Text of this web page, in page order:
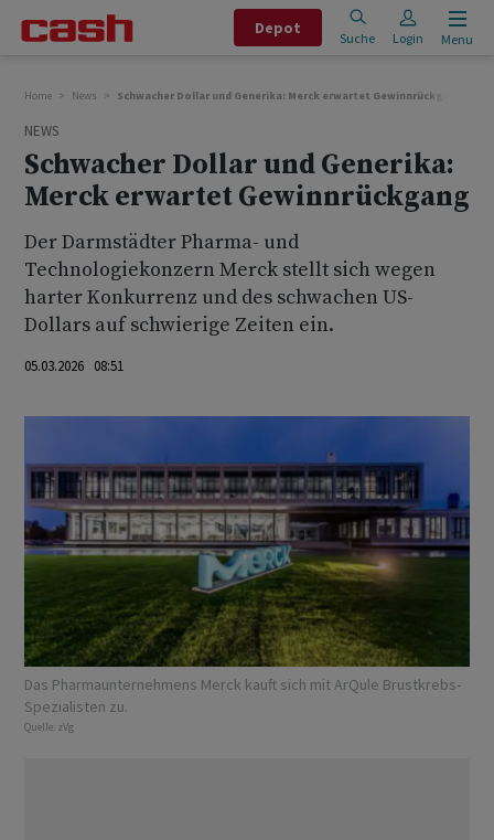
Depot
Suche Login Menu
Home News Schwacher Dollar und Generika: Merck erwartet Gewinnrückgang
NEWS
Schwacher Dollar und Generika:
Merck erwartet Gewinnrückgang
Der Darmstädter Pharma- und
Technologiekonzern Merck stellt sich wegen
harter Konkurrenz und des schwachen US-
Dollars auf schwierige Zeiten ein.
05.03.2026 08:51
Das Pharmaunternehmens Merck kauft sich mit ArQule Brustkrebs-
Spezialisten zu.
Quelle: zVg